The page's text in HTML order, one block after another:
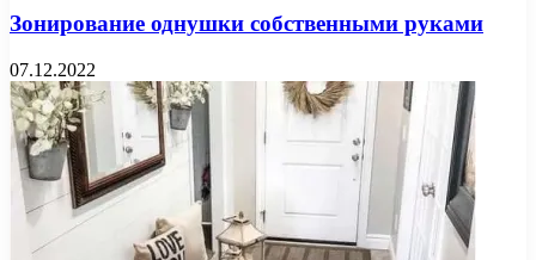
Зонирование однушки собственными руками
07.12.2022